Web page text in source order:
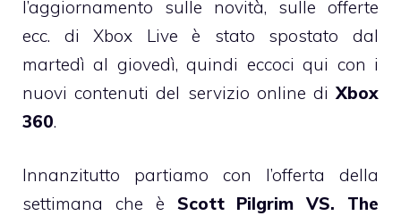
l’aggiornamento sulle novità, sulle offerte
ecc. di Xbox Live è stato spostato dal
martedì al giovedì, quindi eccoci qui con i
nuovi contenuti del servizio online diXbox
360.
Innanzitutto partiamo con l’offerta della
settimana che è Scott Pilgrim VS. The